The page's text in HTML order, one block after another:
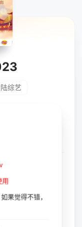
综艺
用
果觉得不错，